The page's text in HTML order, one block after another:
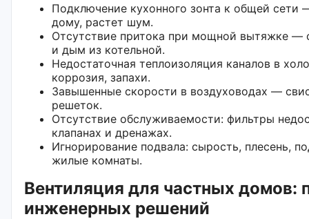
Подключение кухонного зонта к общей сети
дому, растет шум.
Отсутствие притока при мощной вытяжке —
и дым из котельной.
Недостаточная теплоизоляция каналов в
коррозия, запахи.
Завышенные скорости в воздуховодах —
решеток.
Отсутствие обслуживаемости: фильтры
клапанах и дренажах.
Игнорирование подвала: сырость, плесень,
жилые комнаты.
Вентиляция для частных домов:
инженерных решений